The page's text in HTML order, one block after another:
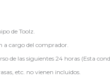
de Toolz.
a cargo del comprador.
de las siguientes 24 horas (Esta
etc. no vienen incluidos.